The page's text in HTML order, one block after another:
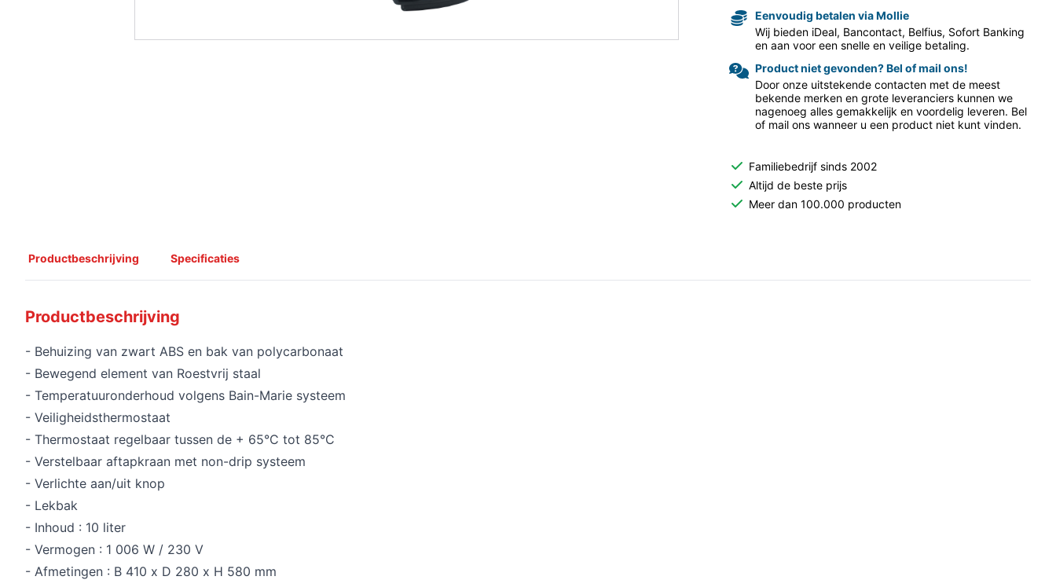
Eenvoudig betalen via Mollie
Wij bieden iDeal, Bancontact, Belfius, Sofort Banking
en aan voor een snelle en veilige betaling.
Product niet gevonden? Bel of mail ons!
Door onze uitstekende contacten met de meest
bekende merken en grote leveranciers kunnen we
nagenoeg alles gemakkelijk en voordelig leveren. Bel
of mail ons wanneer u een product niet kunt vinden.
Familiebedrijf sinds 2002
Altijd de beste prijs
Meer dan 100.000 producten
Productbeschrijving Specificaties
Productbeschrijving
- Behuizing van zwart ABS en bak van polycarbonaat
- Bewegend element van Roestvrij staal
- Temperatuuronderhoud volgens Bain-Marie systeem
- Veiligheidsthermostaat
- Thermostaat regelbaar tussen de + 65°C tot 85°C
- Verstelbaar aftapkraan met non-drip systeem
- Verlichte aan/uit knop
- Lekbak
- Inhoud : 10 liter
- Vermogen : 1 006 W / 230 V
- Afmetingen : B 410 x D 280 x H 580 mm